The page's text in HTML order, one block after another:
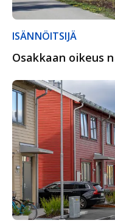
ISÄNNÖITSIJÄ
Osakkaan oikeus